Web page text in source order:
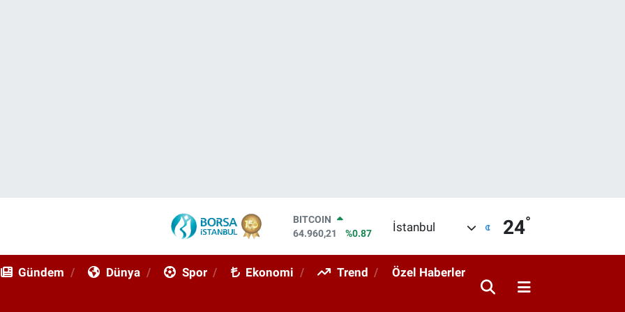
DOLAR
47,7436
%0.18
STERLİN
İstanbul 24°
Gündem Dünya Spor Ekonomi Trend Özel Haberler